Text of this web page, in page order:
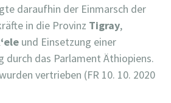
daraufhin der Einmarsch der
in die Provinz Tigray,
und Einsetzung einer
durch das Parlament Äthiopiens.
vertrieben (FR 10. 10. 2020